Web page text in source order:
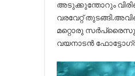
അടുക്കുന്തോറും
വരവേറ്റ്
മറ്റൊരു
വയനാടൻ